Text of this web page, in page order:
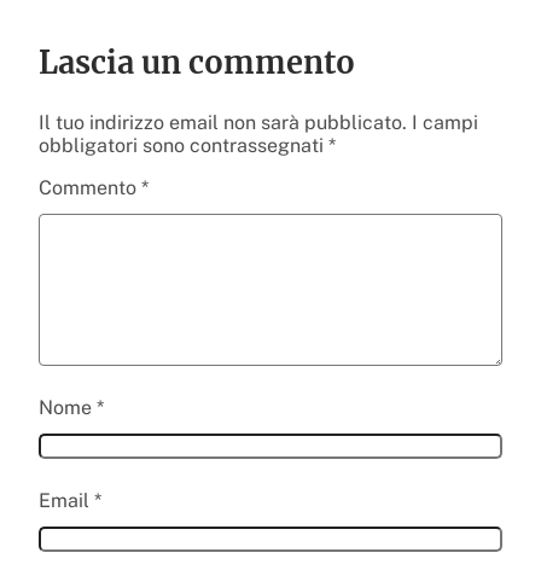
Lascia un commento
Il tuo indirizzo email non sarà pubblicato. I campi
obbligatori sono contrassegnati *
Commento *
Nome *
Email *